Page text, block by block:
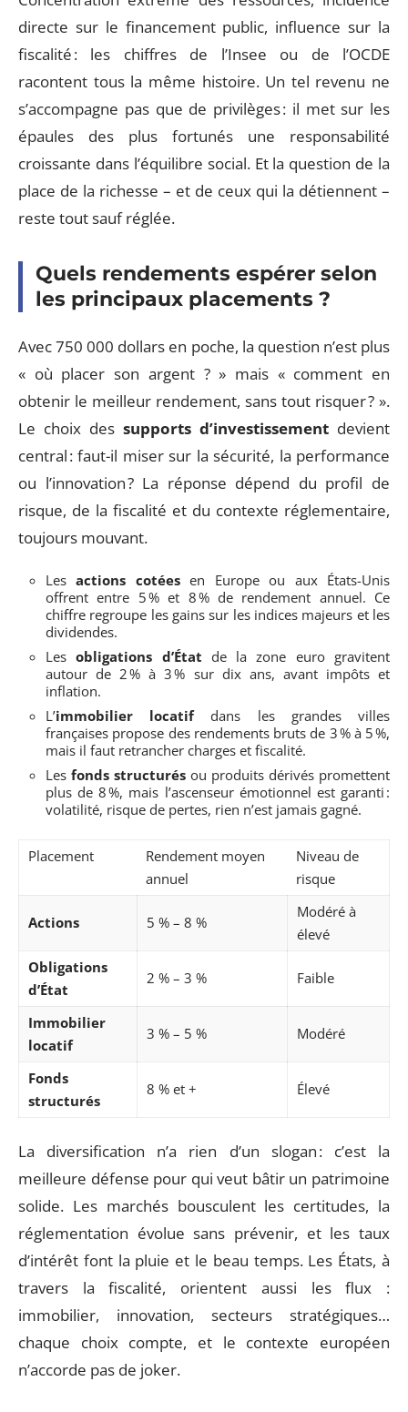
directe sur le financement public, influence sur la
fiscalité : les chiffres de l’Insee ou de l’OCDE
racontent tous la même histoire. Un tel revenu ne
s’accompagne pas que de privilèges : il met sur les
épaules des plus fortunés une responsabilité
croissante dans l’équilibre social. Et la question de la
place de la richesse – et de ceux qui la détiennent –
reste tout sauf réglée.
Quels rendements espérer selon
les principaux placements ?
Avec 750 000 dollars en poche, la question n’est plus
« où placer son argent ? » mais « comment en
obtenir le meilleur rendement, sans tout risquer ? ».
Le choix des supports d’investissement devient
central : faut-il miser sur la sécurité, la performance
ou l’innovation ? La réponse dépend du profil de
risque, de la fiscalité et du contexte réglementaire,
toujours mouvant.
Lesactions cotéesen Europe ou aux États-Unis
offrent entre 5 % et 8 % de rendement annuel. Ce
chiffre regroupe les gains sur les indices majeurs et les
dividendes.
Lesobligations d’État de la zone euro gravitent
autour de 2 % à 3 % sur dix ans, avant impôts et
inflation.
L’immobilier locatifdans les grandes villes
françaises propose des rendements bruts de 3 % à 5 %,
mais il faut retrancher charges et fiscalité.
Les fonds structurés ou produits dérivés promettent
plus de 8 %, mais l’ascenseur émotionnel est garanti :
volatilité, risque de pertes, rien n’est jamais gagné.
Placement
Rendement moyen
annuel
Niveau de
risque
Actions 5 % – 8 %
Modéré à
élevé
Obligations
d’État
2 % – 3 % Faible
Immobilier
locatif
3 % – 5 % Modéré
Fonds
structurés
8 % et + Élevé
La diversification n’a rien d’un slogan : c’est la
meilleure défense pour qui veut bâtir un patrimoine
solide. Les marchés bousculent les certitudes, la
réglementation évolue sans prévenir, et les taux
d’intérêt font la pluie et le beau temps. Les États, à
travers la fiscalité, orientent aussi les flux :
immobilier, innovation, secteurs stratégiques…
chaque choix compte, et le contexte européen
n’accorde pas de joker.